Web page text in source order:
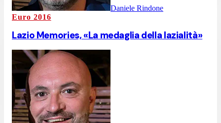
Daniele Rindone
Euro 2016
Lazio Memories, «La medaglia della lazialità»